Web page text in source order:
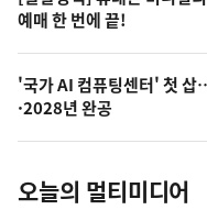
늘
의
사
진
예매 한 번에 끝!
'국가 AI 컴퓨팅센터' 첫
·2028년 완공
오늘의 멀티미디어